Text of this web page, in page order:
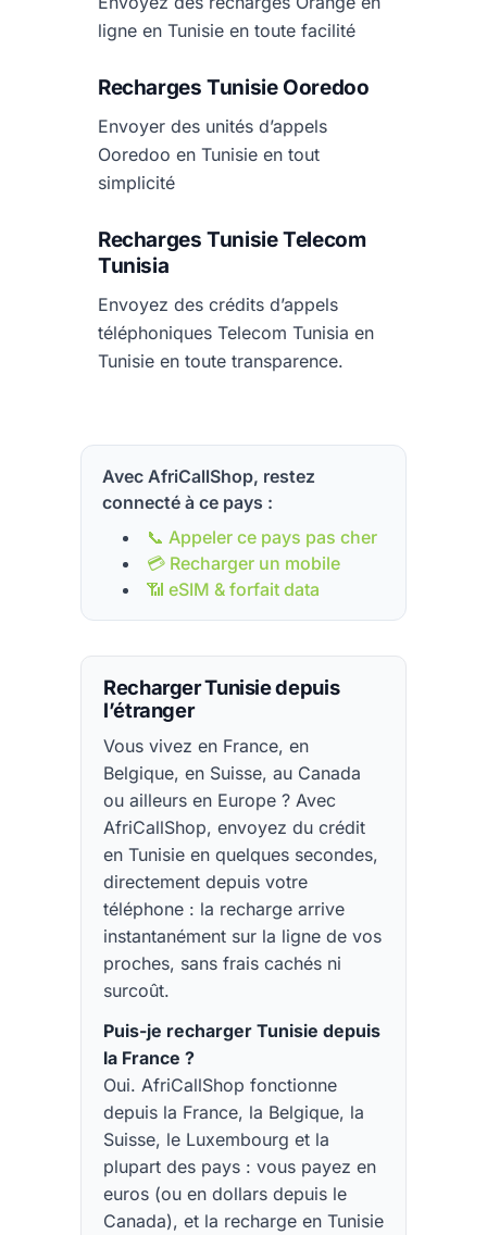
ligne en Tunisie en toute facilité
Recharges Tunisie Ooredoo
Envoyer des unités d’appels
Ooredoo en Tunisie en tout
simplicité
Recharges Tunisie Telecom
Tunisia
Envoyez des crédits d’appels
téléphoniques Telecom Tunisia en
Tunisie en toute transparence.
Avec AfriCallShop, restez
connecté à ce pays :
📞 Appeler ce pays pas cher
💳 Recharger un mobile
📶 eSIM & forfait data
Recharger Tunisie depuis
l’étranger
Vous vivez en France, en
Belgique, en Suisse, au Canada
ou ailleurs en Europe ? Avec
AfriCallShop, envoyez du crédit
en Tunisie en quelques secondes,
directement depuis votre
téléphone : la recharge arrive
instantanément sur la ligne de vos
proches, sans frais cachés ni
surcoût.
Puis-je recharger Tunisie depuis
la France ?
Oui. AfriCallShop fonctionne
depuis la France, la Belgique, la
Suisse, le Luxembourg et la
plupart des pays : vous payez en
euros (ou en dollars depuis le
Canada), et la recharge en Tunisie